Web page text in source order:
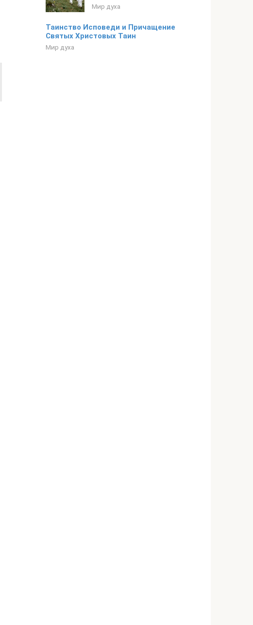
Мир духа
Таинство Исповеди и Причащение
Святых Христовых Таин
Мир духа